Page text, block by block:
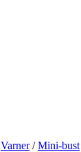
Varner/Mini-bust